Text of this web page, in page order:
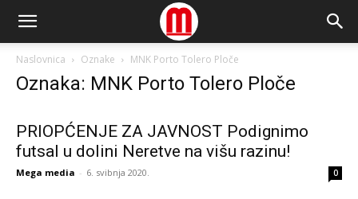
Naslovnica Oznake MNK Porto Tolero Ploče
Oznaka: MNK Porto Tolero Ploče
PRIOPĆENJE ZA JAVNOST Podignimo
futsal u dolini Neretve na višu razinu!
Mega media - 6. svibnja 2020. 0